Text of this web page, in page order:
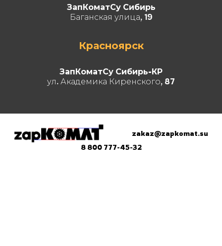
ЗапКоматСу Сибирь
Баганская улица, 19
Красноярск
ЗапКоматСу Сибирь-КР
ул. Академика Киренского, 87
zakaz@zapkomat.su
8 800 777-45-32